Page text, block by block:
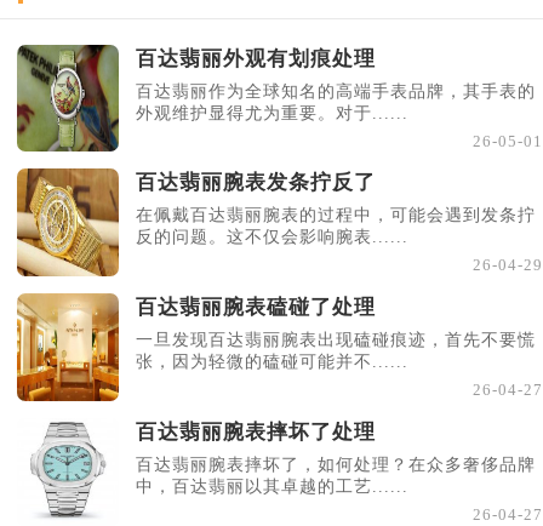
百达翡丽外观有划痕处理
百达翡丽作为全球知名的高端手表品牌，其手表的
外观维护显得尤为重要。对于......
26-05-01
百达翡丽腕表发条拧反了
在佩戴百达翡丽腕表的过程中，可能会遇到发条拧
反的问题。这不仅会影响腕表......
26-04-29
百达翡丽腕表磕碰了处理
一旦发现百达翡丽腕表出现磕碰痕迹，首先不要慌
张，因为轻微的磕碰可能并不......
26-04-27
百达翡丽腕表摔坏了处理
百达翡丽腕表摔坏了，如何处理？在众多奢侈品牌
中，百达翡丽以其卓越的工艺......
26-04-27